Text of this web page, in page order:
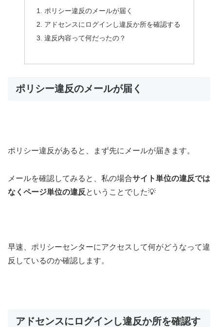
ポリシー違反のメールが届く
アドセンスにログインし違反か所を確認する
違反内容って何だったの？
ポリシー違反のメールが届く
ポリシー違反があると、まず先にメールが届きます。
メールを確認してみると、私の場合サイト単位の違反では
なくページ単位の違反 ということでした💡
早速、ポリシーセンターにアクセスして何がどうなって違
反しているのか確認します。
アドセンスにログインし違反か所を確認す